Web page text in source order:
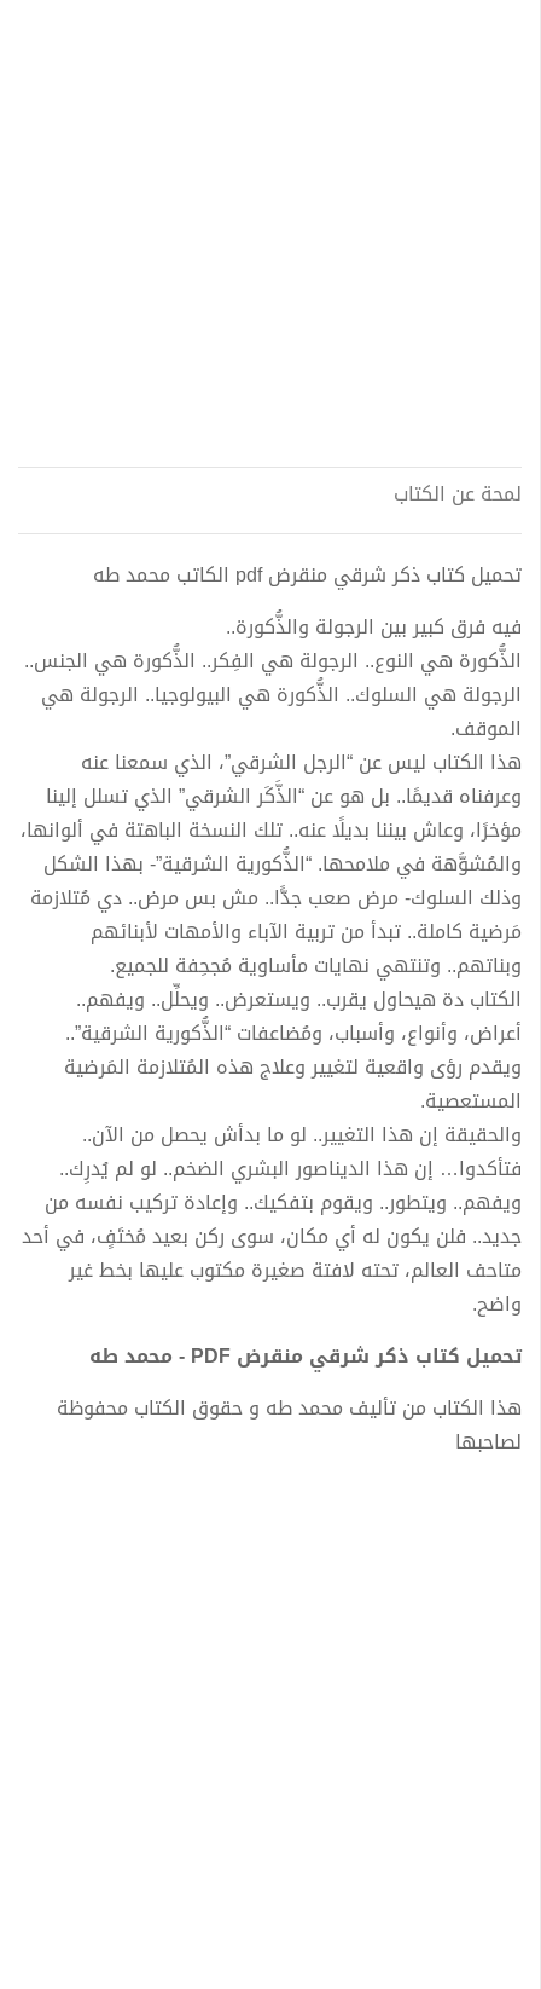
لمحة عن الكتاب
تحميل كتاب ذكر شرقي منقرض pdf الكاتب محمد طه
فيه فرق كبير بين الرجولة والذُّكورة..
الذُّكورة هي النوع.. الرجولة هي الفِكر.. الذُّكورة هي الجنس..
الرجولة هي السلوك.. الذُّكورة هي البيولوجيا.. الرجولة هي
الموقف.
هذا الكتاب ليس عن “الرجل الشرقي”، الذي سمعنا عنه
وعرفناه قديمًا.. بل هو عن “الذَّكَر الشرقي” الذي تسلل إلينا
مؤخرًا، وعاش بيننا بديلًا عنه.. تلك النسخة الباهتة في ألوانها،
والمُشوَّهة في ملامحها. “الذُّكورية الشرقية”- بهذا الشكل
وذلك السلوك- مرض صعب جدًّا.. مش بس مرض.. دي مُتلازمة
مَرضية كاملة.. تبدأ من تربية الآباء والأمهات لأبنائهم
وبناتهم.. وتنتهي نهايات مأساوية مُجحِفة للجميع.
الكتاب دة هيحاول يقرب.. ويستعرض.. ويحلِّل.. ويفهم..
أعراض، وأنواع، وأسباب، ومُضاعفات “الذُّكورية الشرقية”..
ويقدم رؤى واقعية لتغيير وعلاج هذه المُتلازمة المَرضية
المستعصية.
والحقيقة إن هذا التغيير.. لو ما بدأش يحصل من الآن..
فتأكدوا… إن هذا الديناصور البشري الضخم.. لو لم يُدرِك..
ويفهم.. ويتطور.. ويقوم بتفكيك.. وإعادة تركيب نفسه من
جديد.. فلن يكون له أي مكان، سوى ركن بعيد مُختَفٍ، في أحد
متاحف العالم، تحته لافتة صغيرة مكتوب عليها بخط غير
واضح.
تحميل كتاب ذكر شرقي منقرض PDF - محمد طه
هذا الكتاب من تأليف محمد طه و حقوق الكتاب محفوظة
لصاحبها